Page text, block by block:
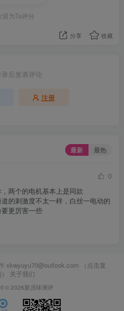
迎为Ta评分
分享 收藏
后发表评论
注册
最新 最热
0
两个的电机基本上是同款
的刺激度不太一样，白丝一电动的
更厉害一些
xkwyuyu70@outlook.com （点击复
关于我们
© 2026新况味测评